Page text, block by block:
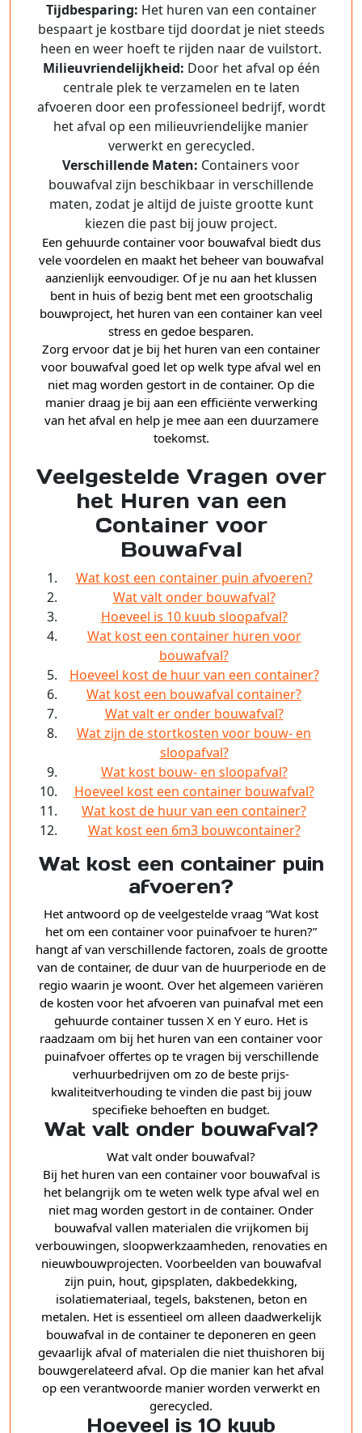
Tijdbesparing: Het huren van een container
bespaart je kostbare tijd doordat je niet steeds
heen en weer hoeft te rijden naar de vuilstort.
Milieuvriendelijkheid: Door het afval op één
centrale plek te verzamelen en te laten
afvoeren door een professioneel bedrijf, wordt
het afval op een milieuvriendelijke manier
verwerkt en gerecycled.
Verschillende Maten: Containers voor
bouwafval zijn beschikbaar in verschillende
maten, zodat je altijd de juiste grootte kunt
kiezen die past bij jouw project.
Een gehuurde container voor bouwafval biedt dus
vele voordelen en maakt het beheer van bouwafval
aanzienlijk eenvoudiger. Of je nu aan het klussen
bent in huis of bezig bent met een grootschalig
bouwproject, het huren van een container kan veel
stress en gedoe besparen.
Zorg ervoor dat je bij het huren van een container
voor bouwafval goed let op welk type afval wel en
niet mag worden gestort in de container. Op die
manier draag je bij aan een efficiënte verwerking
van het afval en help je mee aan een duurzamere
toekomst.
Veelgestelde Vragen over
het Huren van een
Container voor
Bouwafval
Wat kost een container puin afvoeren?
Wat valt onder bouwafval?
Hoeveel is 10 kuub sloopafval?
Wat kost een container huren voor
bouwafval?
Hoeveel kost de huur van een container?
Wat kost een bouwafval container?
Wat valt er onder bouwafval?
Wat zijn de stortkosten voor bouw- en
sloopafval?
Wat kost bouw- en sloopafval?
Hoeveel kost een container bouwafval?
Wat kost de huur van een container?
Wat kost een 6m3 bouwcontainer?
Wat kost een container puin
afvoeren?
Het antwoord op de veelgestelde vraag “Wat kost
het om een container voor puinafvoer te huren?”
hangt af van verschillende factoren, zoals de grootte
van de container, de duur van de huurperiode en de
regio waarin je woont. Over het algemeen variëren
de kosten voor het afvoeren van puinafval met een
gehuurde container tussen X en Y euro. Het is
raadzaam om bij het huren van een container voor
puinafvoer offertes op te vragen bij verschillende
verhuurbedrijven om zo de beste prijs-
kwaliteitverhouding te vinden die past bij jouw
specifieke behoeften en budget.
Wat valt onder bouwafval?
Wat valt onder bouwafval?
Bij het huren van een container voor bouwafval is
het belangrijk om te weten welk type afval wel en
niet mag worden gestort in de container. Onder
bouwafval vallen materialen die vrijkomen bij
verbouwingen, sloopwerkzaamheden, renovaties en
nieuwbouwprojecten. Voorbeelden van bouwafval
zijn puin, hout, gipsplaten, dakbedekking,
isolatiemateriaal, tegels, bakstenen, beton en
metalen. Het is essentieel om alleen daadwerkelijk
bouwafval in de container te deponeren en geen
gevaarlijk afval of materialen die niet thuishoren bij
bouwgerelateerd afval. Op die manier kan het afval
op een verantwoorde manier worden verwerkt en
gerecycled.
Hoeveel is 10 kuub